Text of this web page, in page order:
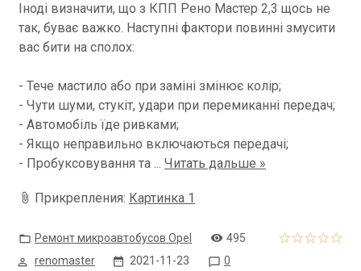
Іноді визначити, що з КПП Рено Мастер 2,3 щось не
так, буває важко. Наступні фактори повинні змусити
вас бити на сполох:
- Тече мастило або при заміні змінює колір;
- Чути шуми, стукіт, удари при перемиканні передач;
- Автомобіль їде ривками;
- Якщо неправильно включаються передачі;
- Пробуксовування та ... Читать дальше »
Прикрепления: Картинка 1
Ремонт микроавтобусов Opel
495
renomaster
2021-11-23 0